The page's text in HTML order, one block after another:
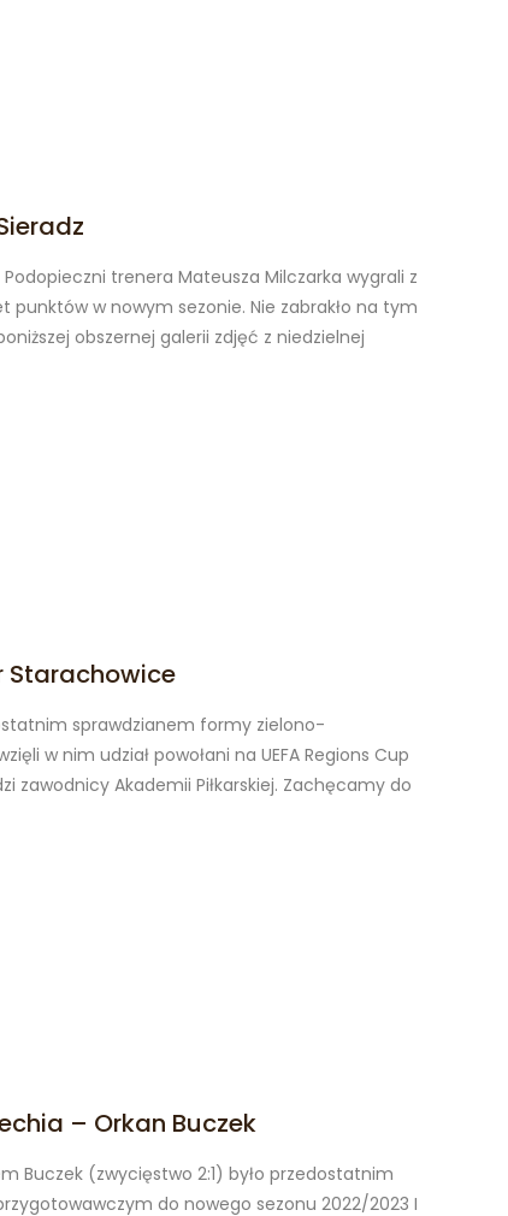
trenera Mateusza Milczarka wygrali z
punktów w nowym sezonie. Nie zabrakło na tym
obszernej galerii zdjęć z niedzielnej
Starachowice
sprawdzianem formy zielono-
w nim udział powołani na UEFA Regions Cup
zawodnicy Akademii Piłkarskiej. Zachęcamy do
– Orkan Buczek
Buczek (zwycięstwo 2:1) było przedostatnim
do nowego sezonu 2022/2023 I